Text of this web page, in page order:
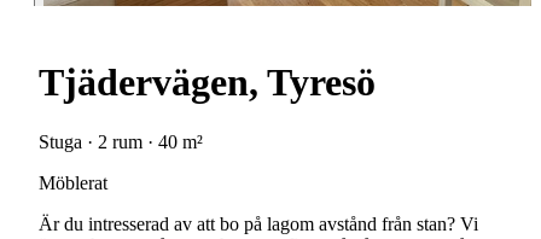
Tjädervägen, Tyresö
Stuga · 2 rum · 40 m²
Möblerat
Är du intresserad av att bo på lagom avstånd från stan? Vi